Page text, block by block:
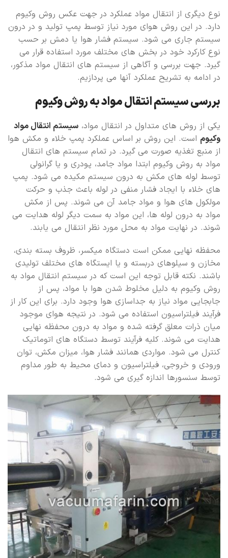
نوع دیگری از انتقال مواد عملکرد در جهت عکس روش وکیوم
دارد. در این روش هوای مورد نیاز توسط پمپ تولید و در درون
سیستم جاری می شود. سیستم فشار هوا یا دمش بر حسب
نوع کارکرد خود در بخش های مختلف مورد استفاده قرار می
گیرد. جهت بررسی و آگاهی از سیستم های انتقال مواد مذکور،
در ادامه به تشریح عملکرد آنها می پردازیم.
بررسی سیستم انتقال مواد به روش وکیوم
یکی از روش های متداول در انتقال مواد، سیستم انتقال مواد
وکیوم است. این روش بر اساس عملکرد پمپ خلاء و مکش هوا
از منبع تغذیه صورت می گیرد. در تمام سیستم های انتقال
مواد به روش وکیوم ابتدا مواد جامد، پودری و یا گرانولی
توسط لوله های مکش به درون سیستم مکیده می شود. پمپ
های خلاء با ایجاد فشار منفی در لوله باعث جذب و حرکت
مولکول های هوا و مواد جامد آن می شوند. پس از مکش
مواد به درون لوله ها، این مواد به سمت دیگر لوله هدایت می
شوند. در نهایت مواد به محل مورد نظر انتقال می یابند.
محفظه نهایی ممکن است دستگاه میکسر، ظروف بسته بندی،
مخازن و سیلوهای دربسته و یا ایستگاه های مختلف تولیدی
باشند. نکته قابل توجه این است که در سیستم انتقال مواد به
روش وکیوم به دلیل مخلوط شدن هوا با مواد، پس از
جابجایی مواد نیاز به جداسازی هوا وجود دارد. برای این کار از
فرآیند فیلتراسیون استفاده می شود. در نتیجه هوای موجود
میان ذرات معلق گرفته شده و مواد به درون محفظه نهایی
هدایت می شوند. کلیه فرآیند توسط دستگاه های اتوماتیک
کنترل می شود. مواردی همانند فشار هوا، میزان مکش، توان
ورودی و خروجی، فیلتراسیون و دمای محیط به طور مداوم
توسط سنسورها اندازه گیری می شود.